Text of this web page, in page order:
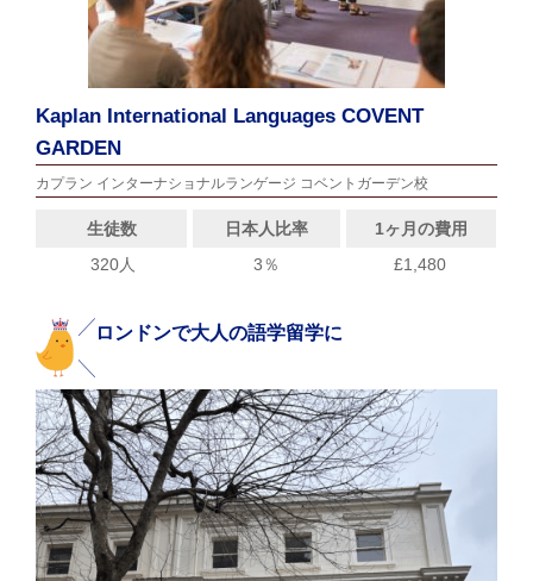
Kaplan International Languages COVENT
GARDEN
カプラン インターナショナルランゲージ コベントガーデン校
生徒数 日本人比率
1ヶ月の費用
320人
3％ £1,480
ロンドンで大人の語学留学に